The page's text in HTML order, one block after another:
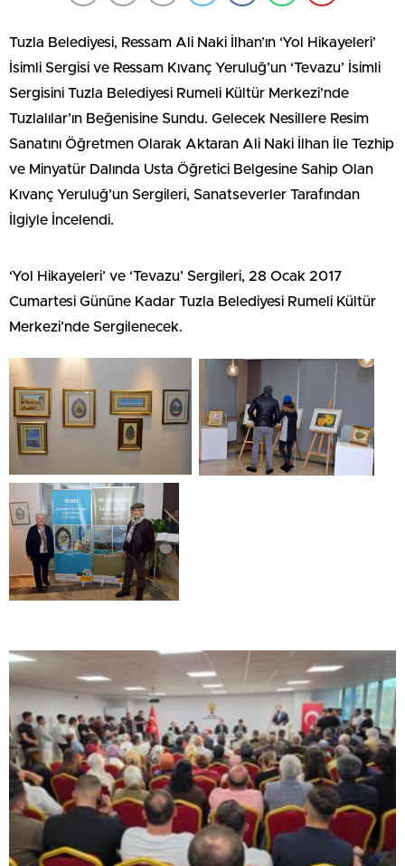
Tuzla Belediyesi, Ressam Ali Naki İlhan’ın ‘Yol Hikayeleri’
İsimli Sergisi ve Ressam Kıvanç Yeruluğ’un ‘Tevazu’ İsimli
Sergisini Tuzla Belediyesi Rumeli Kültür Merkezi’nde
Tuzlalılar’ın Beğenisine Sundu. Gelecek Nesillere Resim
Sanatını Öğretmen Olarak Aktaran Ali Naki İlhan İle Tezhip
ve Minyatür Dalında Usta Öğretici Belgesine Sahip Olan
Kıvanç Yeruluğ’un Sergileri, Sanatseverler Tarafından
İlgiyle İncelendi.
‘Yol Hikayeleri’ ve ‘Tevazu’ Sergileri, 28 Ocak 2017
Cumartesi Gününe Kadar Tuzla Belediyesi Rumeli Kültür
Merkezi’nde Sergilenecek.